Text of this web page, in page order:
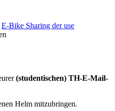
E-Bike Sharing der use
(studentischen) TH-E-Mail-
Helm mitzubringen.